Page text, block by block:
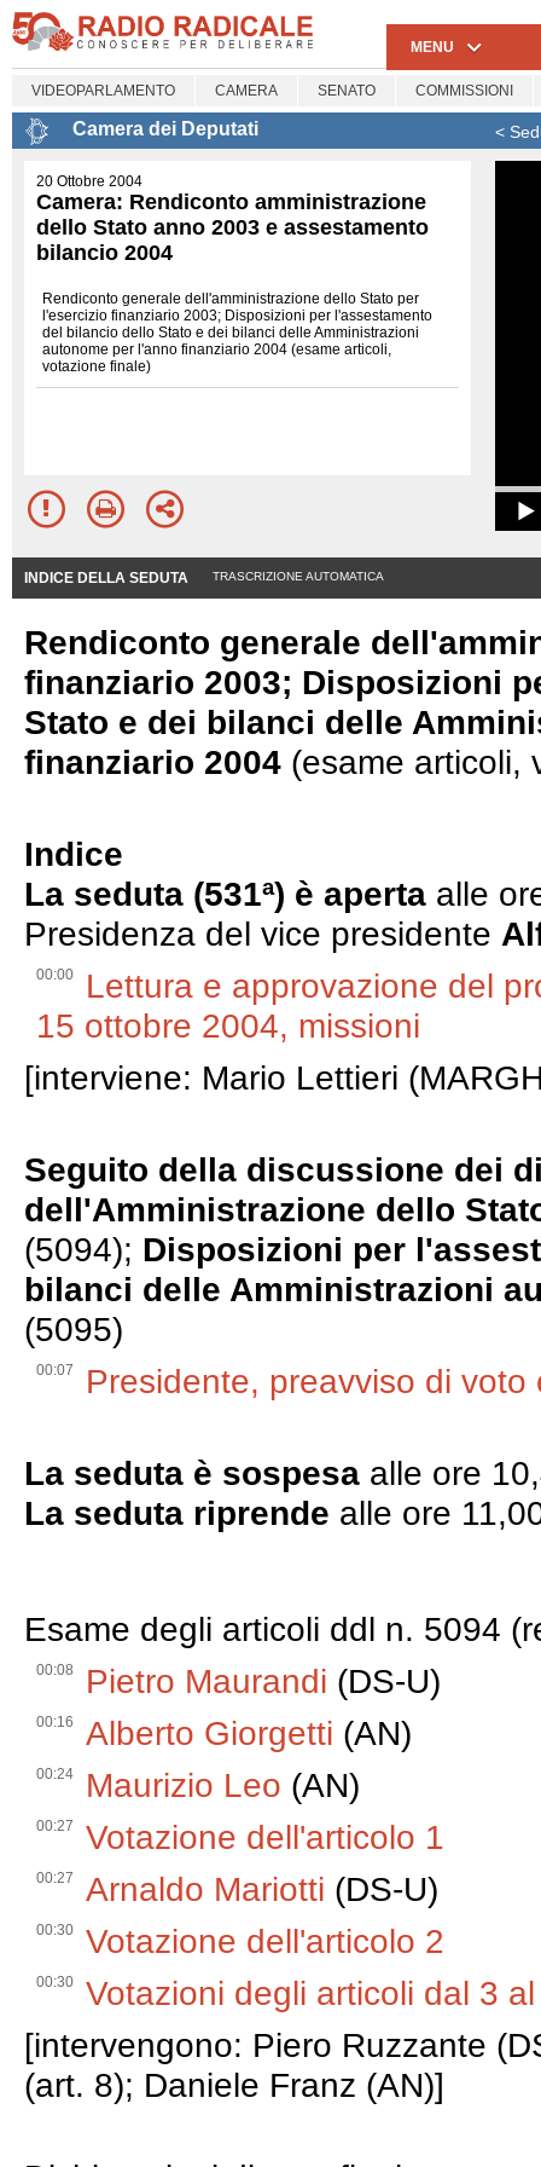
MENU
VIDEOPARLAMENTO CAMERA SENATO COMMISSIONI
Camera dei Deputati <
20 Ottobre 2004
Camera: Rendiconto amministrazione
dello Stato anno 2003 e assestamento
bilancio 2004
Rendiconto generale dell'amministrazione dello Stato per
l'esercizio finanziario 2003; Disposizioni per l'assestamento
del bilancio dello Stato e dei bilanci delle Amministrazioni
autonome per l'anno finanziario 2004 (esame articoli,
votazione finale)
INDICE DELLA SEDUTA TRASCRIZIONE AUTOMATICA
Rendiconto generale
finanziario 2003; Disposizioni
Stato e dei bilanci delle
finanziario 2004 (esame articoli,
Indice
La seduta (531ª) è aperta alle
Presidenza del vice presidente
00:00
Lettura e approvazione del
15 ottobre 2004, missioni
[interviene: Mario Lettieri
Seguito della discussione dei
dell'Amministrazione dello
(5094); Disposizioni per
bilanci delle Amministrazioni
(5095)
00:07 Presidente, preavviso di voto
La seduta è sospesa alle ore
La seduta riprende alle ore
Esame degli articoli ddl n. 5094
00:08 Pietro Maurandi (DS-U)
00:16 Alberto Giorgetti (AN)
00:24 Maurizio Leo (AN)
00:27 Votazione dell'articolo 1
00:27 Arnaldo Mariotti (DS-U)
00:30 Votazione dell'articolo 2
00:30
Votazioni degli articoli dal 3
[intervengono: Piero Ruzzante
(art. 8); Daniele Franz (AN)]